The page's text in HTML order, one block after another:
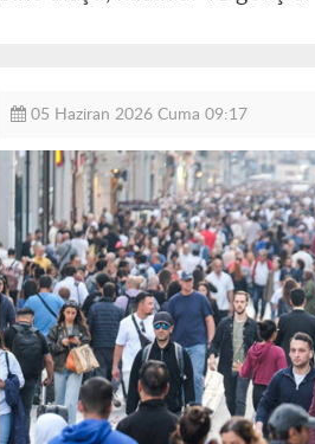
05 Haziran 2026 Cuma 09:17